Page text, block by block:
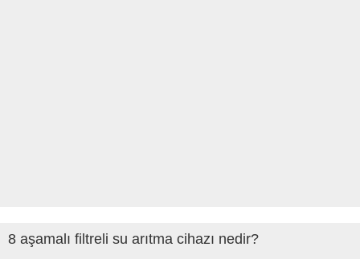
8 aşamalı filtreli su arıtma cihazı nedir?